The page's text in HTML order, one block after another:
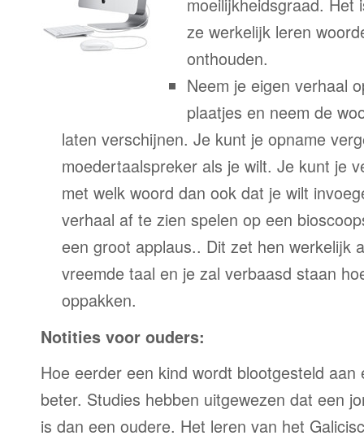
ze werkelijk leren
onthouden.
Neem je eigen verhaal
plaatjes en neem de
laten verschijnen. Je kunt je opname
moedertaalspreker als je wilt. Je kunt je
met welk woord dan ook dat je wilt
verhaal af te zien spelen op een
een groot applaus.. Dit zet hen werkelijk
vreemde taal en je zal verbaasd staan
oppakken.
Notities voor ouders:
Hoe eerder een kind wordt blootgesteld
beter. Studies hebben uitgewezen dat een
is dan een oudere. Het leren van het